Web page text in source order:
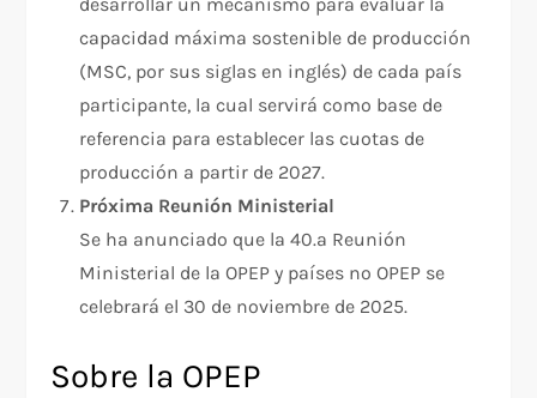
desarrollar un mecanismo para evaluar la
capacidad máxima sostenible de producción
(MSC, por sus siglas en inglés) de cada país
participante, la cual servirá como base de
referencia para establecer las cuotas de
producción a partir de 2027.
Próxima Reunión Ministerial
Se ha anunciado que la 40.ª Reunión
Ministerial de la OPEP y países no OPEP se
celebrará el 30 de noviembre de 2025.
Sobre la OPEP